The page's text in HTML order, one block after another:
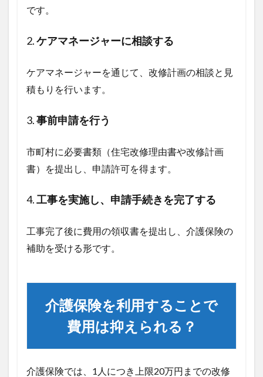
応策
は？
5.1
の整
関連
記事
です。
2.ケアマネージャーに相談する
ケアマネージャーを通じて、改修計画の相談と見
積もりを行います。
3.事前申請を行う
市町村に必要書類（住宅改修理由書や改修計画
書）を提出し、申請許可を得ます。
4.工事を実施し、申請手続きを完了する
工事完了後に費用の領収書を提出し、介護保険の
補助を受ける形です。
介護保険を利用することで
費用は抑えられる？
介護保険では、1人につき上限20万円までの改修